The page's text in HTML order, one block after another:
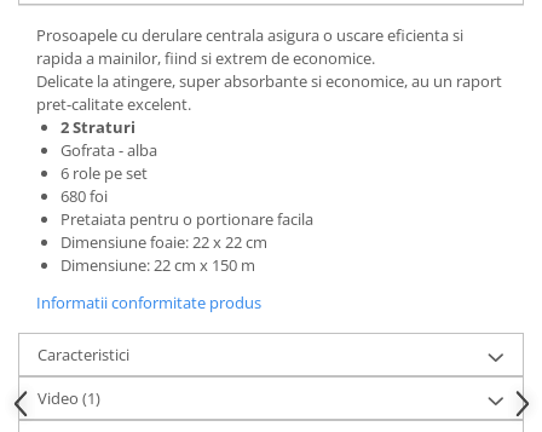
Intretinere si odorizante masina
Saci de gunoi
Accesorii pentru curatenie
Tipografie si stampile
Formulare tipizate
Caiete si blocnotesuri
personalizate
Stampile, tusiere si tus
Protectia muncii si Imbracaminte
Imbracaminte
Tricouri
Bluze & Pulovere
Prosoapele cu derulare centrala asigura o uscare eficienta si
rapida a mainilor, fiind si extrem de economice.
Delicate la atingere, super absorbante si economice, au un raport
pret-calitate excelent.
2 Straturi
Gofrata - alba
6 role pe set
680 foi
Pretaiata pentru o portionare facila
Dimensiune foaie: 22 x 22 cm
Dimensiune: 22 cm x 150 m
Informatii conformitate produs
Caracteristici
Video (1)